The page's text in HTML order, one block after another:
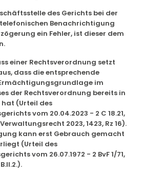
des Gerichts bei der
Benachrichtigung
ein Fehler, ist dieser dem
einer Rechtsverordnung setzt
dass die entsprechende
im
der Rechtsverordnung bereits in
(Urteil des
vom 20.04.2023 - 2 C 18.21,
2023, 1423, Rz 16).
kann erst Gebrauch gemacht
(Urteil des
vom 26.07.1972 - 2 BvF 1/71,